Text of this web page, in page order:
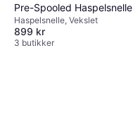
Pre-Spooled Haspelsnelle
Haspelsnelle, Vekslet
899 kr
3 butikker